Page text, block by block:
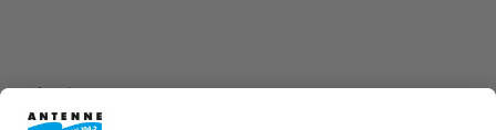
Anzeige